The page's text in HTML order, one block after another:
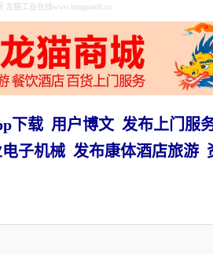
猫工业在线www.longmao8.cn
下载 用户博文 发布上门服
子机械 发布康体酒店旅游